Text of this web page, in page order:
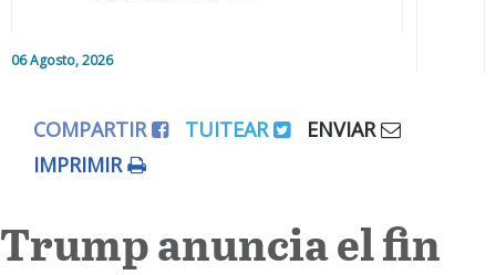
06 Agosto, 2026
Editorial
Colaboradores
COMPARTIR TUITEAR
ENVIAR
IMPRIMIR
Trump anuncia el fin